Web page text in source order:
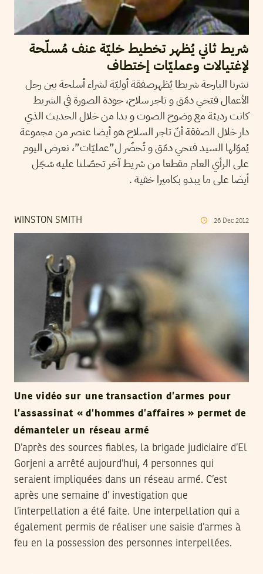
شريط ثاني يُظهر تخطيط خليّة عنف مُسلّحة
لإغتيالات وعمليّات إختطاف
نشرنا البارحة شريطا يُظهرصفقة أوليّة لشراء أسلحة بين رجل
الأعمال فتحي دمّق و تاجر سلاح، جودة الصورة في الشريط
كانت رديئة مع وضوح الصوت و بدا من خلال الحديث الذي
دار خلال الصفقة أنّ تاجر السلاح هو أيضا عنصر من مجموعة
يُموّلها السيد فتحي دمّق و تُحضّر ل”عمليّات”، نعرض اليوم
على الرأي العام مقطعا من شريط آخر تحصّلنا عليه سُجّل
أيضا على ما يبدو بكاميرا خفية .
WINSTON SMITH 26 Dec 2012
Une vidéo sur une transaction d’armes pour
l’assassinat « d’hommes d’affaires » permet de
démanteler un réseau armé
D’après des sources fiables, la brigade judiciaire d’El
Gorjeni a arrêté aujourd’hui, 4 personnes qui
seraient impliquées dans un réseau armé. C’est
après une semaine d’ investigation que
l’interpellation a été faite. Une interpellation qui a
également permis de réaliser une saisie d’armes à
feu en la possession des personnes interpellées.